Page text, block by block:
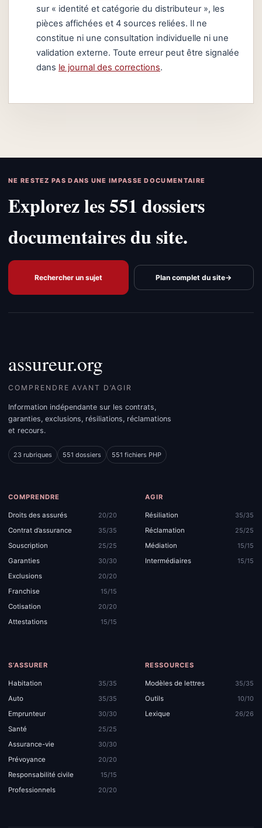
sur « identité et catégorie du distributeur », les
pièces affichées et 4 sources reliées. Il ne
constitue ni une consultation individuelle ni une
validation externe. Toute erreur peut être signalée
dans le journal des corrections.
NE RESTEZ PAS DANS UNE IMPASSE DOCUMENTAIRE
Explorez les 551 dossiers
documentaires du site.
Rechercher un sujet Plan complet du site→
assureur.org
COMPRENDRE AVANT D’AGIR
Information indépendante sur les contrats,
garanties, exclusions, résiliations, réclamations
et recours.
23 rubriques 551 dossiers 551 fichiers PHP
COMPRENDRE
Droits des assurés
20/20
Contrat d’assurance
35/35
Souscription
25/25
Garanties
30/30
Exclusions
20/20
Franchise
15/15
Cotisation
20/20
Attestations
15/15
AGIR
Résiliation
35/35
Réclamation
25/25
Médiation
15/15
Intermédiaires
15/15
S’ASSURER
Habitation
35/35
Auto
35/35
Emprunteur
30/30
Santé
25/25
Assurance-vie
30/30
Prévoyance
20/20
Responsabilité civile
15/15
Professionnels
20/20
RESSOURCES
Modèles de lettres
35/35
Outils
10/10
Lexique
26/26